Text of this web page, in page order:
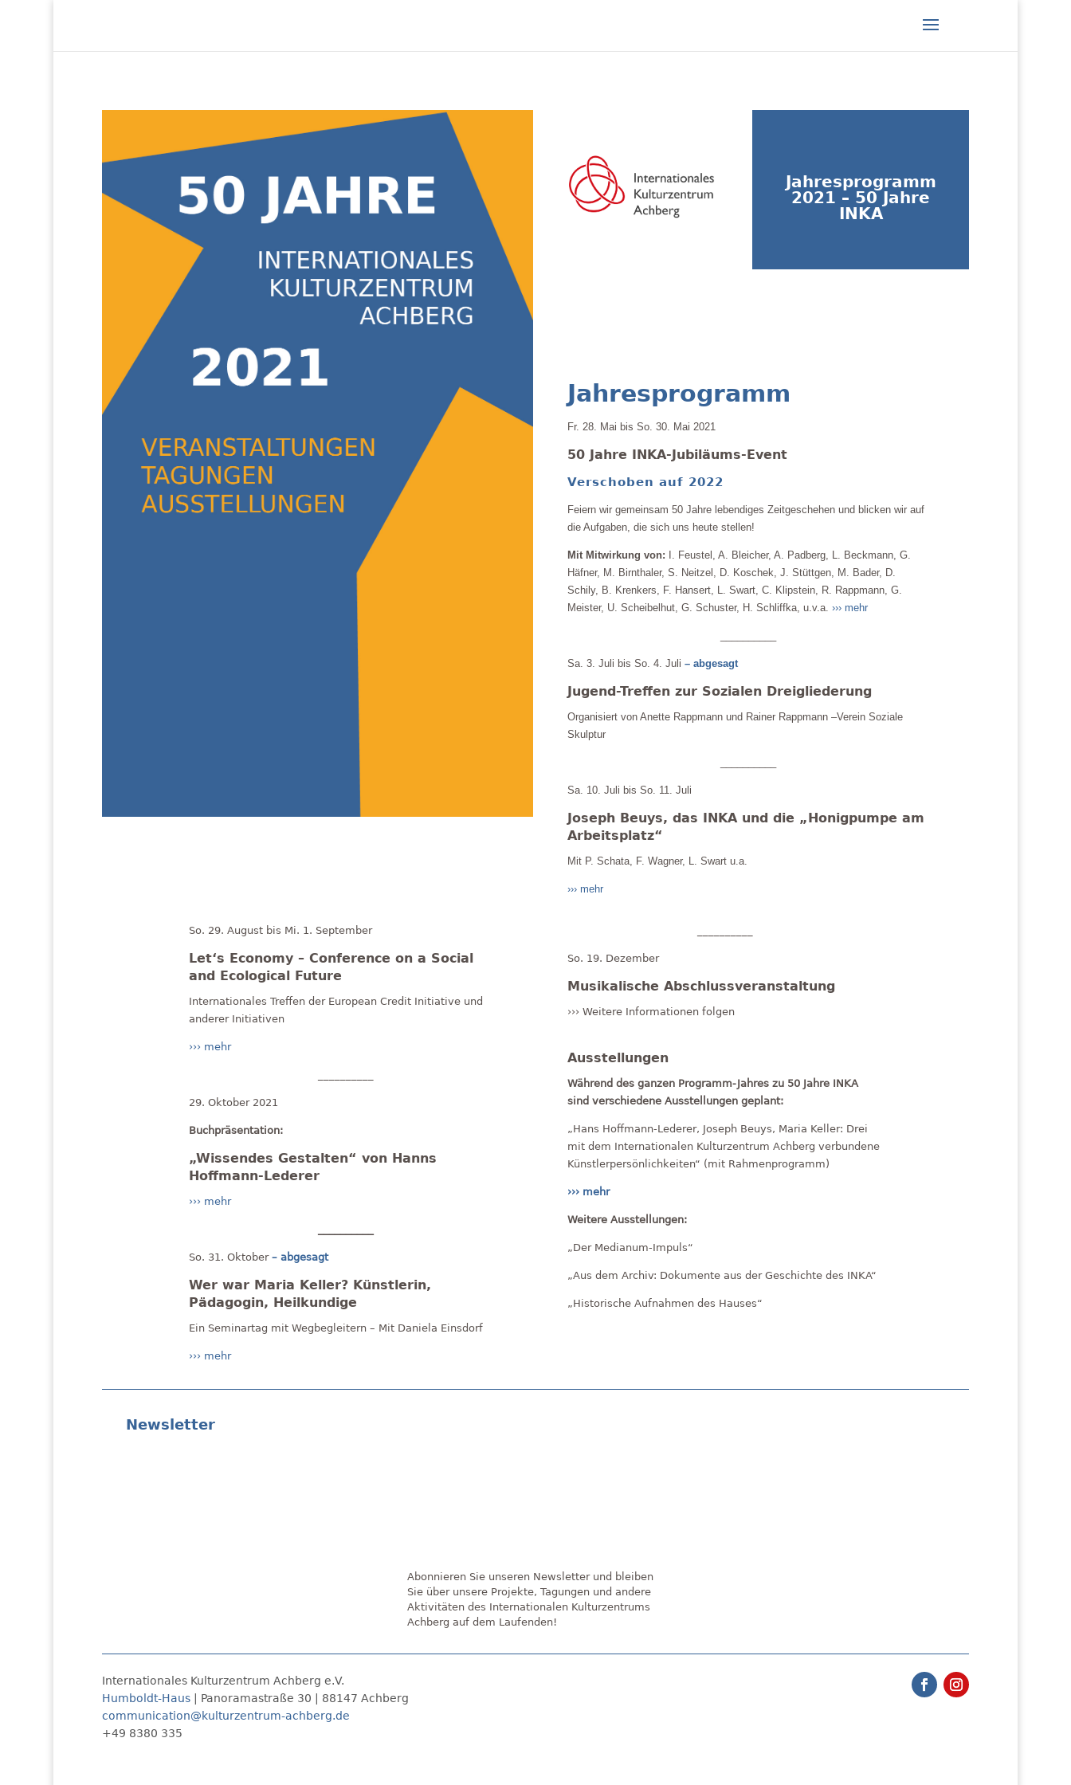
Jahresprogramm
2021 – 50 Jahre
INKA
Jahresprogramm
Fr. 28. Mai bis So. 30. Mai 2021
50 Jahre INKA-Jubiläums-Event
Verschoben auf 2022
Feiern wir gemeinsam 50 Jahre lebendiges Zeitgeschehen und blicken wir auf
die Aufgaben, die sich uns heute stellen!
Mit Mitwirkung von: I. Feustel, A. Bleicher, A. Padberg, L. Beckmann, G.
Häfner, M. Birnthaler, S. Neitzel, D. Koschek, J. Stüttgen, M. Bader, D.
Schily, B. Krenkers, F. Hansert, L. Swart, C. Klipstein, R. Rappmann, G.
Meister, U. Scheibelhut, G. Schuster, H. Schliffka, u.v.a. ››› mehr
Sa. 3. Juli bis So. 4. Juli – abgesagt
Jugend-Treffen zur Sozialen Dreigliederung
Organisiert von Anette Rappmann und Rainer Rappmann –Verein Soziale
Skulptur
Sa. 10. Juli bis So. 11. Juli
Joseph Beuys, das INKA und die „Honigpumpe am
Arbeitsplatz“
Mit P. Schata, F. Wagner, L. Swart u.a.
››› mehr
So. 29. August bis Mi. 1. September
Let‘s Economy – Conference on a Social
and Ecological Future
Internationales Treffen der European Credit Initiative und
anderer Initiativen
››› mehr
29. Oktober 2021
Buchpräsentation:
„Wissendes Gestalten“ von Hanns
Hoffmann-Lederer
››› mehr
So. 31. Oktober – abgesagt
Wer war Maria Keller? Künstlerin,
Pädagogin, Heilkundige
Ein Seminartag mit Wegbegleitern – Mit Daniela Einsdorf
››› mehr
So. 19. Dezember
Musikalische Abschlussveranstaltung
››› Weitere Informationen folgen
Ausstellungen
Während des ganzen Programm-Jahres zu 50 Jahre INKA
sind verschiedene Ausstellungen geplant:
„Hans Hoffmann-Lederer, Joseph Beuys, Maria Keller: Drei
mit dem Internationalen Kulturzentrum Achberg verbundene
Künstlerpersönlichkeiten“ (mit Rahmenprogramm)
››› mehr
Weitere Ausstellungen:
„Der Medianum-Impuls“
„Aus dem Archiv: Dokumente aus der Geschichte des INKA“
„Historische Aufnahmen des Hauses“
Newsletter
Abonnieren Sie unseren Newsletter und bleiben
Sie über unsere Projekte, Tagungen und andere
Aktivitäten des Internationalen Kulturzentrums
Achberg auf dem Laufenden!
Internationales Kulturzentrum Achberg e.V.
Humboldt-Haus| Panoramastraße 30 | 88147 Achberg
communication@kulturzentrum-achberg.de
+49 8380 335